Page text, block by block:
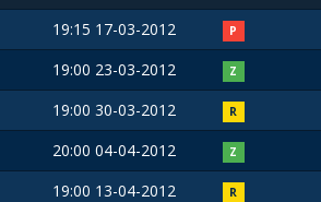
19:15 17-03-2012 P
19:00 23-03-2012 Z
19:00 30-03-2012 R
20:00 04-04-2012 Z
19:00 13-04-2012 R